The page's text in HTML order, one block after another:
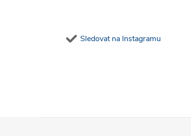
Sledovat na Instagramu